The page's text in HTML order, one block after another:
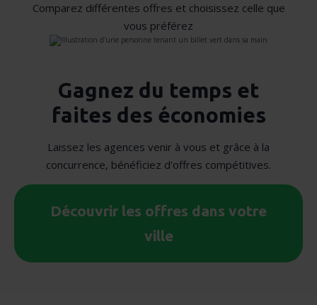
Comparez différentes offres et choisissez celle que
vous préférez
Gagnez du temps et
faites des économies
Laissez les agences venir à vous et grâce à la
concurrence, bénéficiez d'offres compétitives.
Découvrir les offres dans votre
ville